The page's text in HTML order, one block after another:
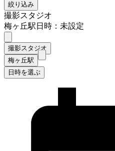
絞り込み
撮影スタジオ
梅ヶ丘駅日時：未設定
撮影スタジオ
梅ヶ丘駅
日時を選ぶ